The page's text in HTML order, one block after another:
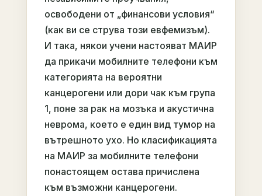
освободени от „финансови условия“
(как ви се струва този евфемизъм).
И така, някои учени настояват МАИР
да прикачи мобилните телефони към
категорията на вероятни
канцерогени или дори чак към група
1, поне за рак на мозъка и акустична
неврома, което е един вид тумор на
вътрешното ухо. Но класификацията
на МАИР за мобилните телефони
понастоящем остава причислена
към възможни канцерогени.